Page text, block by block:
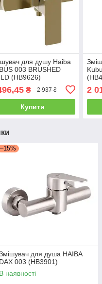
для душу Haiba
003 BRUSHED
(HB9626)
₴ 2 937 ₴
Купити
2
–15%
для душа HAIBA
DAX 003 (HB3901)
В наявності